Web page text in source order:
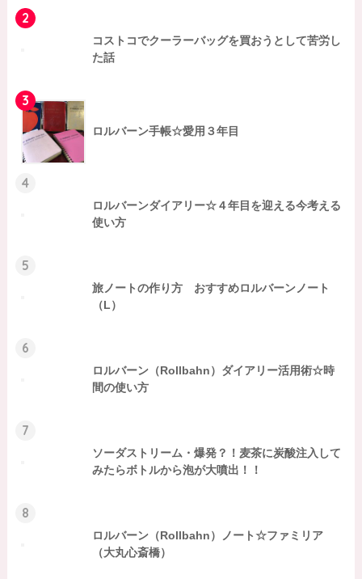
2
コストコでクーラーバッグを買おうとして苦労し
た話
3
ロルバーン手帳☆愛用３年目
4
ロルバーンダイアリー☆４年目を迎える今考える
使い方
5
旅ノートの作り方 おすすめロルバーンノート
（L）
6
ロルバーン（Rollbahn）ダイアリー活用術☆時
間の使い方
7
ソーダストリーム・爆発？！麦茶に炭酸注入して
みたらボトルから泡が大噴出！！
8
ロルバーン（Rollbahn）ノート☆ファミリア
（大丸心斎橋）